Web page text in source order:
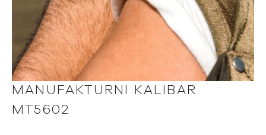
MANUFAKTURNI KALIBAR
MT5602